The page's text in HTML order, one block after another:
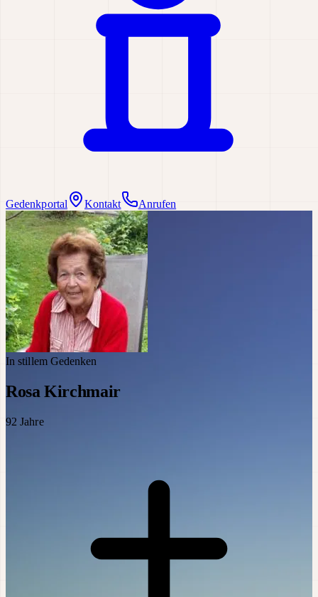
Gedenkportal Kontakt Anrufen
In stillem Gedenken
Rosa Kirchmair
92 Jahre